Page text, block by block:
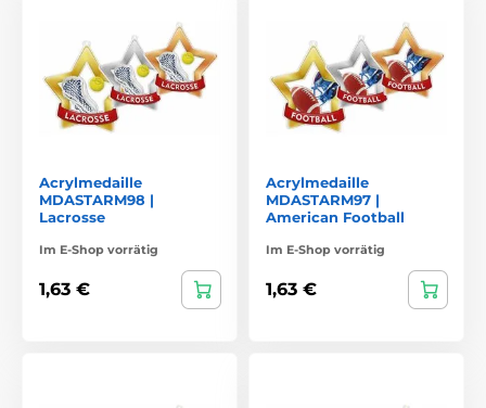
Acrylmedaille
MDASTARM98 |
Lacrosse
Im E-Shop vorrätig
1,63 €
Acrylmedaille
MDASTARM97 |
American Football
Im E-Shop vorrätig
1,63 €